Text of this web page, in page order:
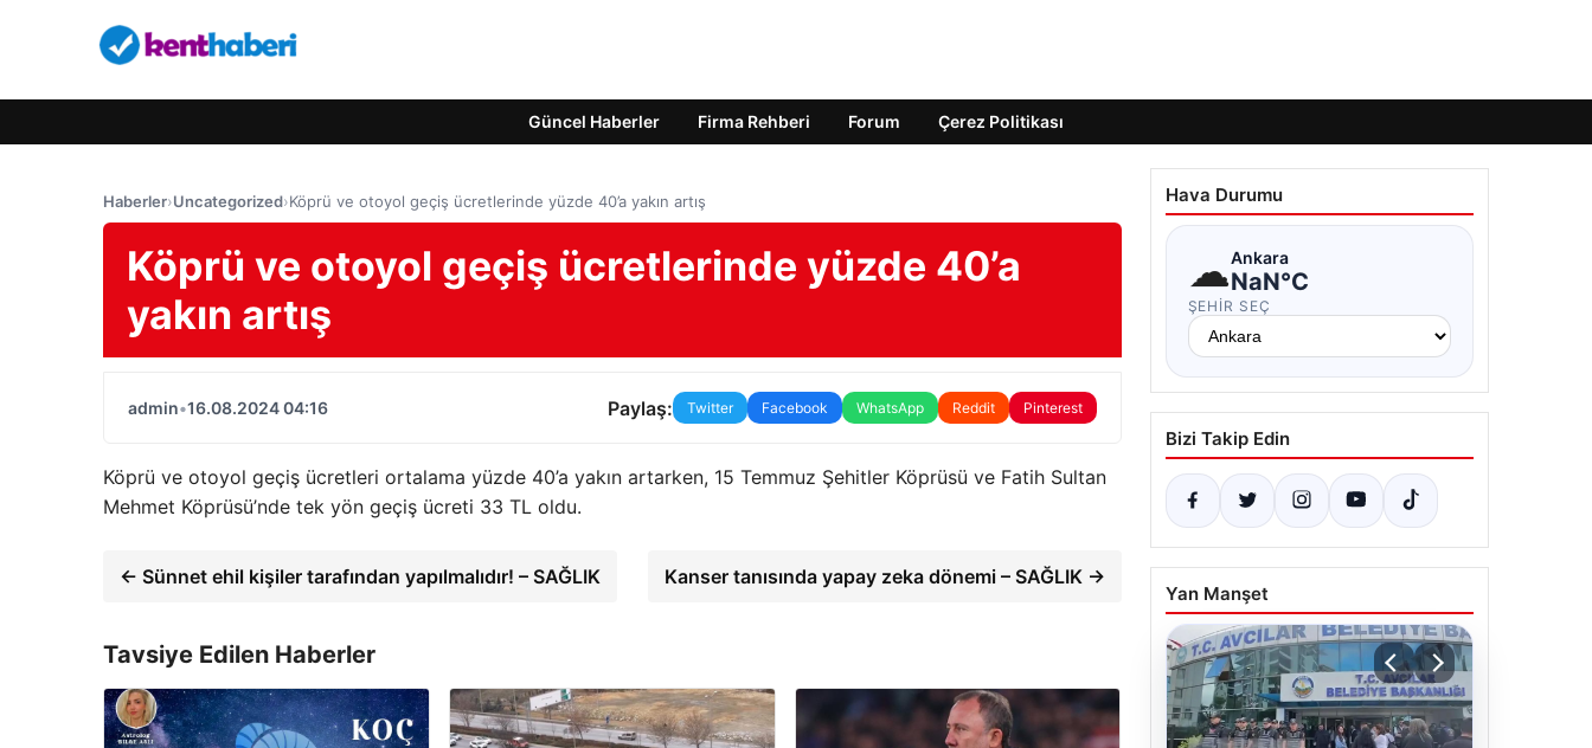
Güncel Haberler Firma Rehberi Forum Çerez Politikası
Haberler›Uncategorized›Köprü ve otoyol geçiş ücretlerinde yüzde 40’a yakın artış
Köprü ve otoyol geçiş ücretlerinde yüzde 40’a
yakın artış
admin•16.08.2024 04:16 Paylaş: Twitter Facebook WhatsApp Reddit Pinterest
Köprü ve otoyol geçiş ücretleri ortalama yüzde 40’a yakın artarken, 15 Temmuz Şehitler Köprüsü ve Fatih Sultan
Mehmet Köprüsü’nde tek yön geçiş ücreti 33 TL oldu.
← Sünnet ehil kişiler tarafından yapılmalıdır! – SAĞLIK Kanser tanısında yapay zeka dönemi – SAĞLIK →
Tavsiye Edilen Haberler
Hava Durumu
☁Ankara
NaN°C
ŞEHIR SEÇ
Bizi Takip Edin
Yan Manşet